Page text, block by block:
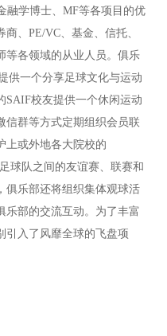
融学博士、MF等各项目的优
、PE/VC、基金、信托、
等各领域的从业人员。俱乐
供一个分享足球文化与运动
SAIF校友提供一个休闲运动
信群等方式定期组织会员联
上或外地各大院校的
球队之间的友谊赛、联赛和
俱乐部还将组织集体观球活
乐部的交流互动。为了丰富
引入了风靡全球的飞盘项